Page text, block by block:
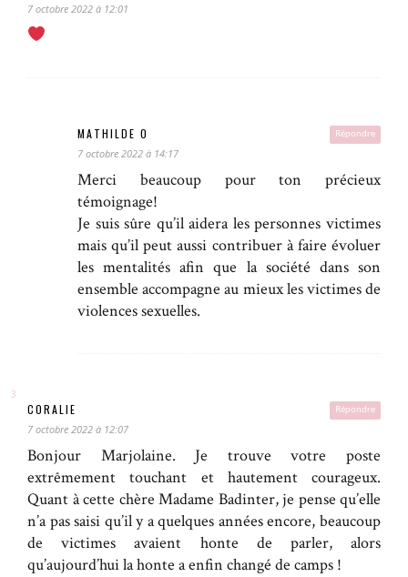
7 octobre 2022 à 12:01
Répondre
MATHILDE O
7 octobre 2022 à 14:17
Merci beaucoup pour ton précieux
témoignage!
Je suis sûre qu’il aidera les personnes victimes
mais qu’il peut aussi contribuer à faire évoluer
les mentalités afin que la société dans son
ensemble accompagne au mieux les victimes de
violences sexuelles.
Répondre
CORALIE
7 octobre 2022 à 12:07
Bonjour Marjolaine. Je trouve votre poste
extrêmement touchant et hautement courageux.
Quant à cette chère Madame Badinter, je pense qu’elle
n’a pas saisi qu’il y a quelques années encore, beaucoup
de victimes avaient honte de parler, alors
qu’aujourd’hui la honte a enfin changé de camps !